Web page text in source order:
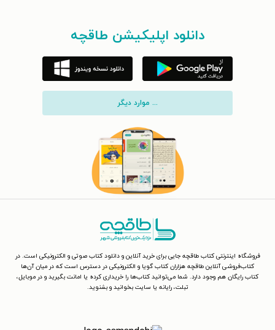
دانلود اپلیکیشن طاقچه
... موارد دیگر
فروشگاه اینترنتی کتاب طاقچه جایی برای خرید آنلاین و دانلود کتاب صوتی و الکترونیکی است. در
کتاب‌فروشی آنلاین طاقچه هزاران کتاب گویا و الکترونیکی در دسترس است که در میان آن‌ها
کتاب رایگان هم وجود دارد. شما می‌توانید کتاب‌ها را خریداری کرده یا امانت بگیرید و در موبایل،
تبلت، رایانه یا سایت بخوانید و بشنوید.